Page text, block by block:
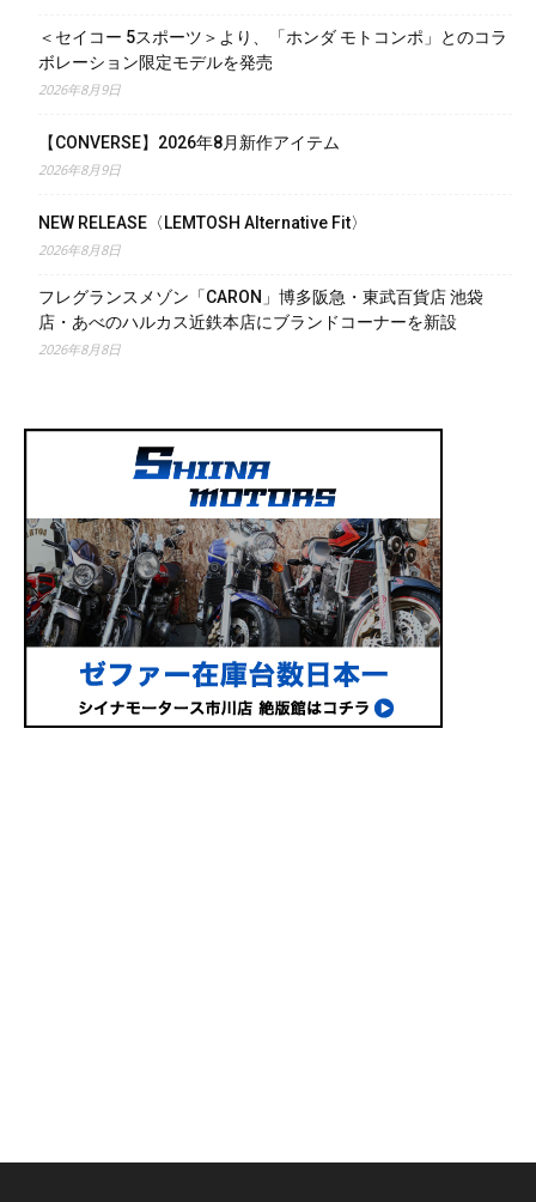
＜セイコー 5スポーツ＞より、「ホンダ モトコンポ」とのコラ
ボレーション限定モデルを発売
2026年8月9日
【CONVERSE】2026年8月新作アイテム
2026年8月9日
NEW RELEASE〈LEMTOSH Alternative Fit〉
2026年8月8日
フレグランスメゾン「CARON」博多阪急・東武百貨店 池袋
店・あべのハルカス近鉄本店にブランドコーナーを新設
2026年8月8日